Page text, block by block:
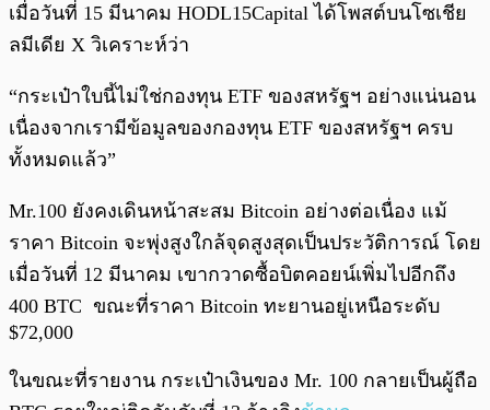
เมื่อวันที่ 15 มีนาคม HODL15Capital ได้โพสต์บนโซเชีย
ลมีเดีย X วิเคราะห์ว่า
“กระเป๋าใบนี้ไม่ใช่กองทุน ETF ของสหรัฐฯ อย่างแน่นอน
เนื่องจากเรามีข้อมูลของกองทุน ETF ของสหรัฐฯ ครบ
ทั้งหมดแล้ว”
Mr.100 ยังคงเดินหน้าสะสม Bitcoin อย่างต่อเนื่อง แม้
ราคา Bitcoin จะพุ่งสูงใกล้จุดสูงสุดเป็นประวัติการณ์ โดย
เมื่อวันที่ 12 มีนาคม เขากวาดซื้อบิตคอยน์เพิ่มไปอีกถึง
400 BTC ขณะที่ราคา Bitcoin ทะยานอยู่เหนือระดับ
$72,000
ในขณะที่รายงาน กระเป๋าเงินของ Mr. 100 กลายเป็นผู้ถือ